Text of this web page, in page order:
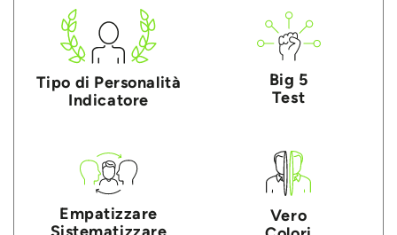
Tipo di Personalità
Indicatore
Big 5
Test
Empatizzare
Vero